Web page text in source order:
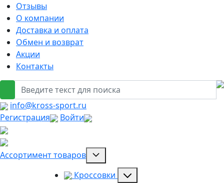
Отзывы
О компании
Доставка и оплата
Обмен и возврат
Акции
Контакты
info@kross-sport.ru
Регистрация
Войти
Ассортимент товаров
Кроссовки